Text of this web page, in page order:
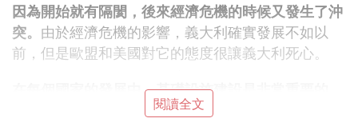
因為開始就有隔閡，後來經濟危機的時候又發生了沖
突。 由於經濟危機的影響，義大利確實發展不如以
前，但是歐盟和美國對它的態度很讓義大利死心。
在每個國家的發展中，基礎設施建設是非常重要的。
義大利的基礎設施比較落後，所以希望歐盟能幫上一
閱讀全文